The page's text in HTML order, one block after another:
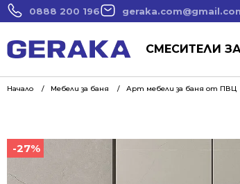
0888 200 196
СМЕСИТЕЛИ
Начало Мебели за баня Арт мебели за баня от ПВЦ
-27%
-27%